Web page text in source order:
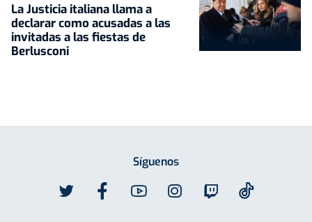
La Justicia italiana llama a
declarar como acusadas a las
invitadas a las fiestas de
Berlusconi
Síguenos